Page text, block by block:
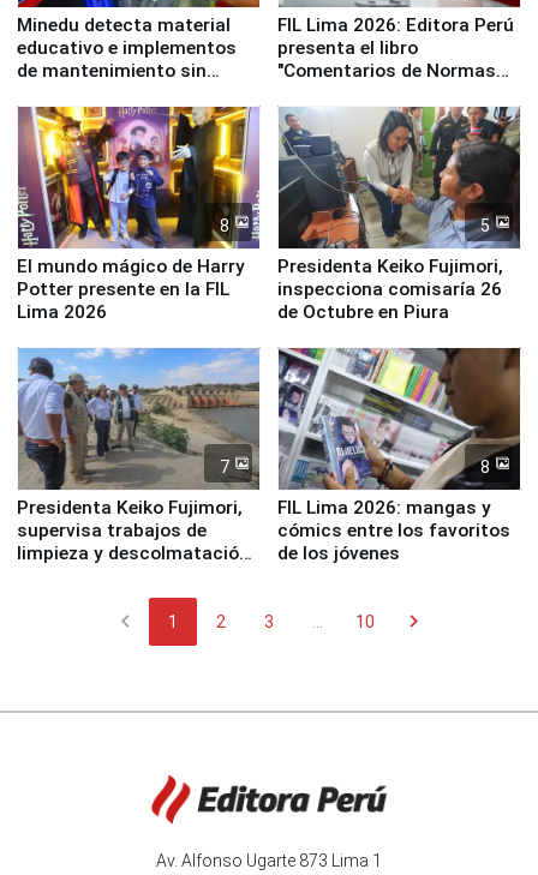
Minedu detecta material
educativo e implementos
de mantenimiento sin
la UGEL 2
FIL Lima 2026: Editora Perú
presenta el libro
"Comentarios de Normas
Derecho Colectivo"
8
El mundo mágico de Harry
Potter presente en la FIL
Lima 2026
5
Presidenta Keiko Fujimori,
inspecciona comisaría 26
de Octubre en Piura
7
Presidenta Keiko Fujimori,
supervisa trabajos de
limpieza y descolmatación
8
FIL Lima 2026: mangas y
cómics entre los favoritos
de los jóvenes
chevron_left 1 2 3 10 chevron_right
Av. Alfonso Ugarte 873 Lima 1